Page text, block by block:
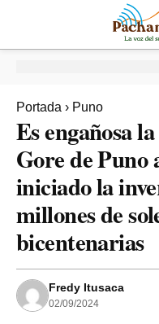
Portada › Puno
Es engañosa
Gore de Puno
iniciado la
millones de
bicentenarias
Fredy Itusaca
02/09/2024